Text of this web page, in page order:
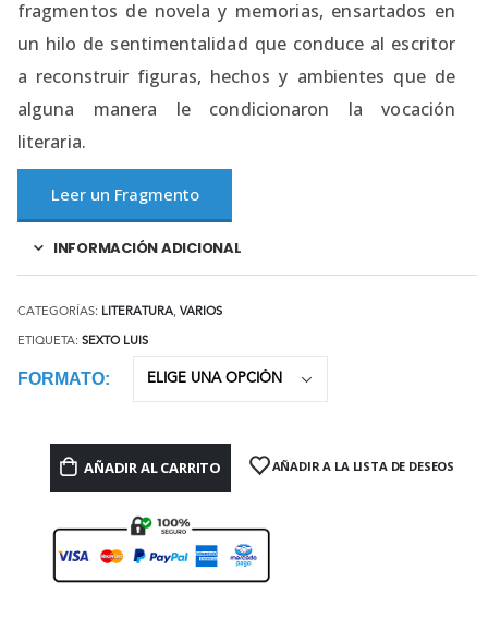
fragmentos de novela y memorias, ensartados en
un hilo de sentimentalidad que conduce al escritor
a reconstruir figuras, hechos y ambientes que de
alguna manera le condicionaron la vocación
literaria.
Leer un Fragmento
INFORMACIÓN ADICIONAL
CATEGORÍAS: LITERATURA, VARIOS
ETIQUETA: SEXTO LUIS
FORMATO
AÑADIR AL CARRITO AÑADIR A LA LISTA DE DESEOS